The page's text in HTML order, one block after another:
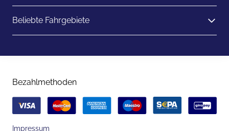
Beliebte Fahrgebiete
Bezahlmethoden
Impressum